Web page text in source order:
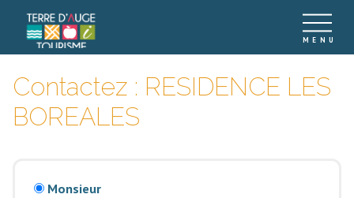
Contactez : RESIDENCE LES
BOREALES
Monsieur